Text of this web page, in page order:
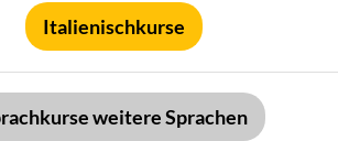
Italienischkurse
weitere Sprachen